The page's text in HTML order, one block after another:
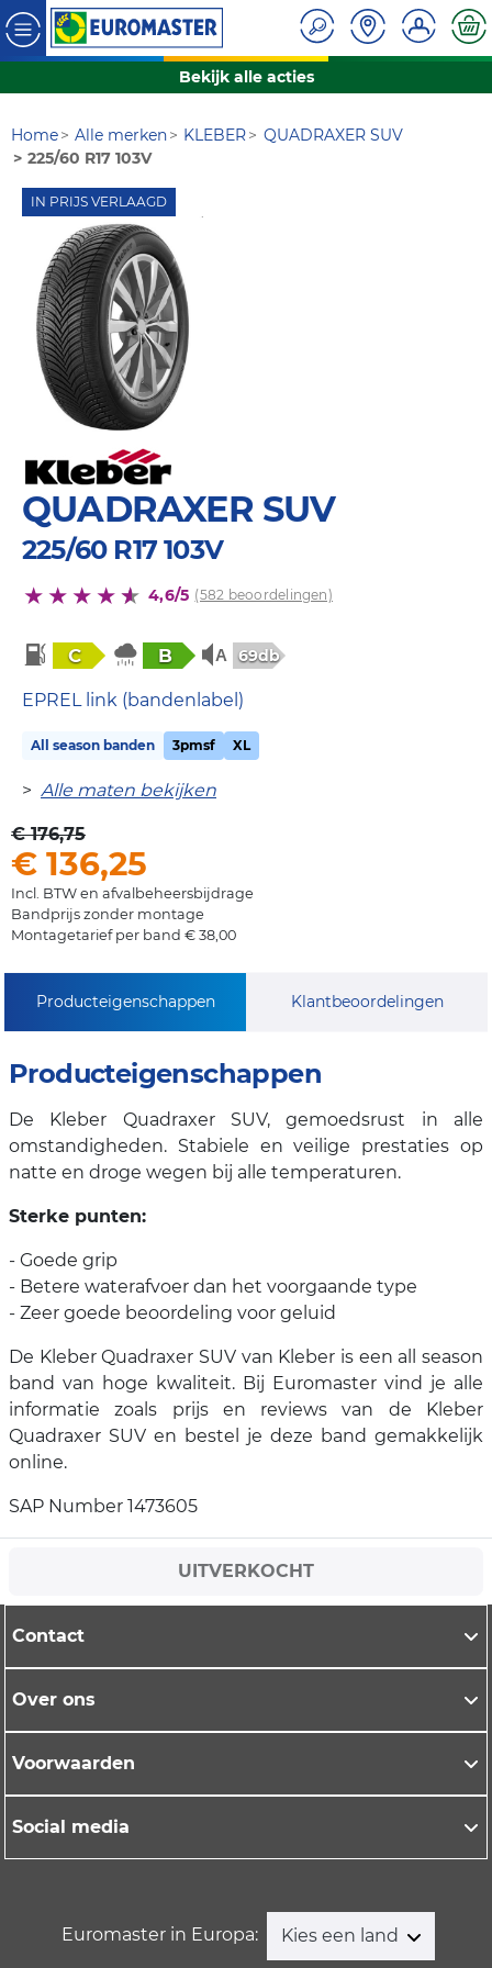
Bekijk alle acties
Home Alle merken KLEBER
QUADRAXER SUV
225/60 R17 103V
IN PRIJS VERLAAGD
QUADRAXER SUV
225/60 R17 103V
4,6/5 (582 beoordelingen)
C B 69db
EPREL link (bandenlabel)
All season banden 3pmsf XL
> Alle maten bekijken
€ 176,75
€ 136,25
Incl. BTW en afvalbeheersbijdrage
Bandprijs zonder montage
Montagetarief per band € 38,00
Producteigenschappen Klantbeoordelingen
Producteigenschappen
De Kleber Quadraxer SUV, gemoedsrust in alle
omstandigheden. Stabiele en veilige prestaties op
natte en droge wegen bij alle temperaturen.
Sterke punten:
- Goede grip
- Betere waterafvoer dan het voorgaande type
- Zeer goede beoordeling voor geluid
De Kleber Quadraxer SUV van Kleber is een all season
band van hoge kwaliteit. Bij Euromaster vind je alle
informatie zoals prijs en reviews van de Kleber
Quadraxer SUV en bestel je deze band gemakkelijk
online.
SAP Number 1473605
UITVERKOCHT
Contact
Over ons
Voorwaarden
Social media
Euromaster in Europa: Kies een land